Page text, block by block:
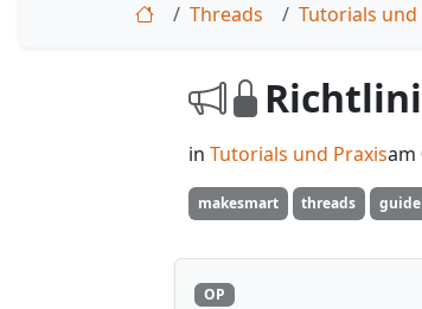
Threads Tutorials und
in Tutorials und Praxisam
makesmart threads
OP